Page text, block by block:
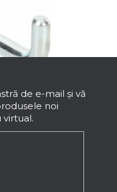
de e-mail şi vă
noi